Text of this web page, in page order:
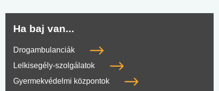
Ha baj van...
Drogambulanciák
Lelkisegély-szolgálatok
Gyermekvédelmi központok